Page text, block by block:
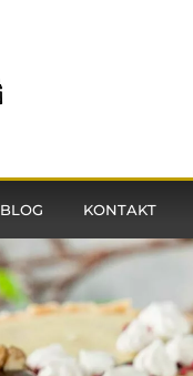
BLOG KONTAKT